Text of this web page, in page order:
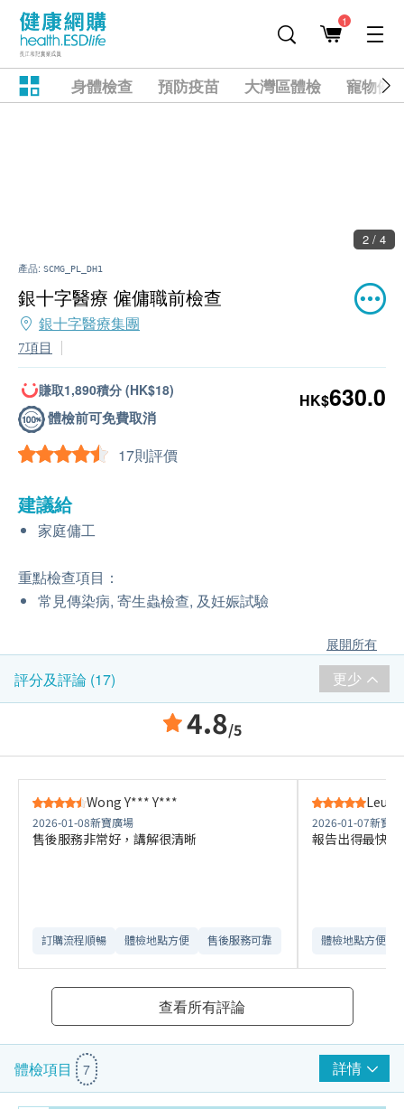
1
身體檢查 預防疫苗 大灣區體檢 寵物健
2 / 4
產品: SCMG_PL_DH1
銀十字醫療 僱傭職前檢查
銀十字醫療集團
7項目
賺取1,890積分 (HK$18)
體檢前可免費取消
17則評價
HK$630.0
建議給
家庭傭工
重點檢查項目：
常見傳染病, 寄生蟲檢查, 及妊娠試驗
展開所有
評分及評論 (17) 更少
4.8/5
Wong Y*** Y***
2026-01-08新寶廣場
售後服務非常好，講解很清晰
訂購流程順暢 體檢地點方便 售後服務可靠​
2026-01-07新寶
報告出得最快
體檢地點方便
查看所有評論
體檢項目 7 詳情